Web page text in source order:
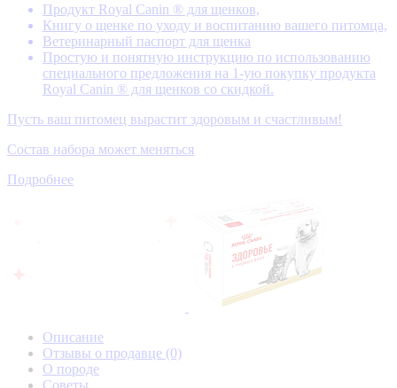
Продукт Royal Canin ® для щенков,
Книгу о щенке по уходу и воспитанию вашего питомца,
Ветеринарный паспорт для щенка
Простую и понятную инструкцию по использованию
специального предложения на 1-ую покупку продукта
Royal Canin ® для щенков со скидкой.
Пусть ваш питомец вырастит здоровым и счастливым!
Состав набора может меняться
Подробнее
Описание
Отзывы о продавце (0)
О породе
Советы